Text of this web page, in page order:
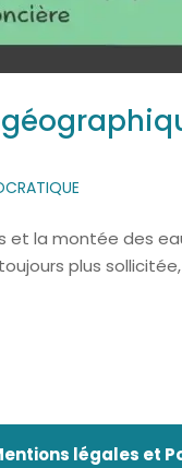
et la montée des
plus
légales et